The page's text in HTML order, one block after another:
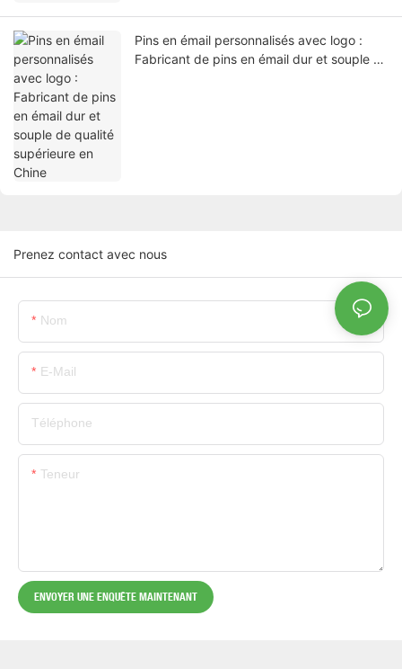
Pins en émail personnalisés avec logo :
Fabricant de pins en émail dur et souple de
Prenez contact avec nous
Nom
E-Mail
Téléphone
Teneur
ENVOYER UNE ENQUÊTE MAINTENANT